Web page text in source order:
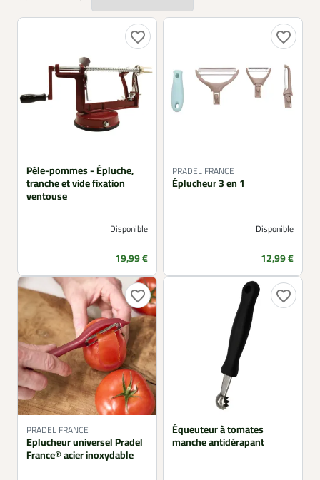
organiser la préparation culinaire, optimiser les gestes et
réussir des recettes soignées, aussi bien pour la cuisine
du quotidien que pour des préparations plus élaborées.
favorite_border
Pèle-pommes - Épluche,
tranche et vide fixation
ventouse
Disponible
Prix
19,99 €
favorite_border
PRADEL FRANCE
Éplucheur 3 en 1
Disponible
Prix
12,99 €
favorite_border
PRADEL FRANCE
Eplucheur universel Pradel
France® acier inoxydable
favorite_border
Équeuteur à tomates
manche antidérapant